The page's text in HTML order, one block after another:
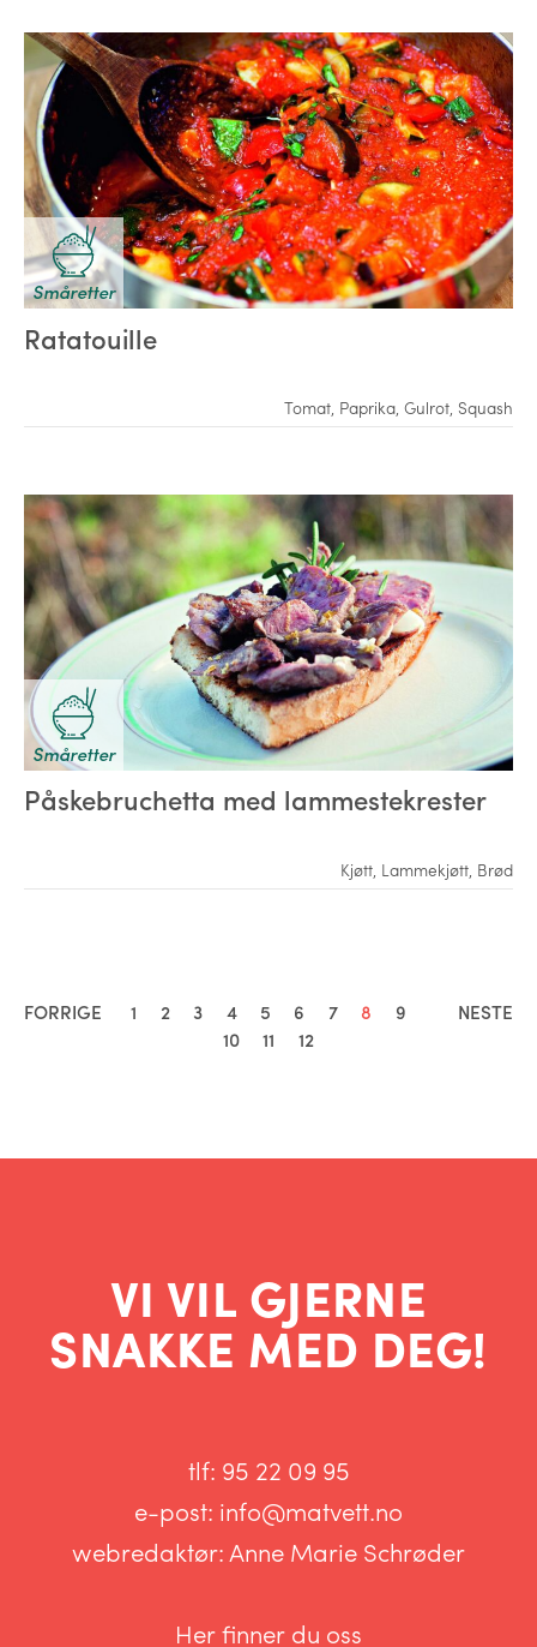
Småretter
Ratatouille
Tomat, Paprika, Gulrot, Squash
Småretter
Påskebruchetta med lammestekrester
Kjøtt Lammekjøtt Brød
FORRIGE 1 2 3 4 5 6 7 8
9
10
11 12
NESTE
VI VIL GJERNE
SNAKKE MED DEG!
tlf: 95 22 09 95
e-post: info@matvett.no
webredaktør:Anne Marie Schrøder
Her finner du oss